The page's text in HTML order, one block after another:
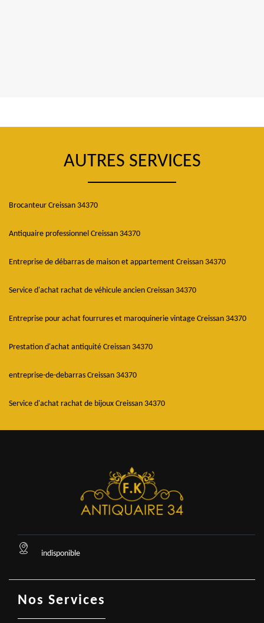
AUTRES SERVICES
Brocanteur Creissan 34370
Antiquaire professionnel Creissan 34370
Entreprise de débarras de maison et appartement Creissan 34370
Service d'achat rachat de véhicule ancien Creissan 34370
Entreprise pour achat fourrures et maroquinerie vintage Creissan 34370
Prestation d'achat antiquité Creissan 34370
entreprise-de-debarras Creissan 34370
Service d'achat rachat de bijoux Creissan 34370
indisponible
Nos Services